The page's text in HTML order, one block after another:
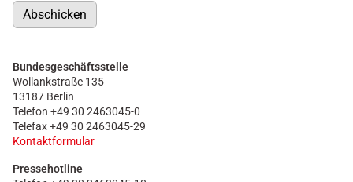
Abschicken
Bundesgeschäftsstelle
Wollankstraße 135
13187 Berlin
Telefon +49 30 2463045-0
Telefax +49 30 2463045-29
Kontaktformular
Pressehotline